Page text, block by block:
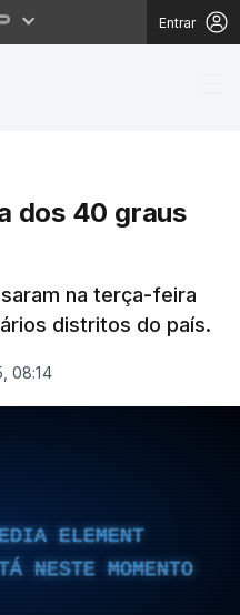
Entrar
acima
dos 40 graus
na terça-feira
distritos do país.
08:14
ELEMENT
NESTE MOMENTO